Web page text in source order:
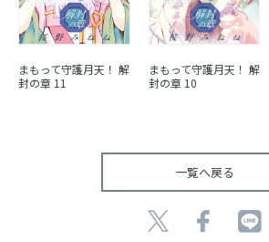
まもって守護月天！ 解
封の章 11
まもって守護月天！ 解
封の章 10
一覧へ戻る